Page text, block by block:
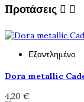
Προτάσεις  
Εξαντλημένο
Dora metallic
4,20 €